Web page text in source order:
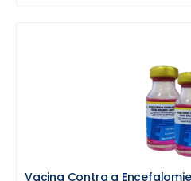
Vacina Contra a